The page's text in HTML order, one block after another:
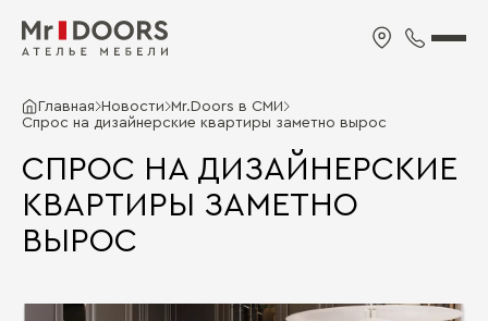
Главная Новости Mr.Doors в СМИ
Спрос на дизайнерские квартиры заметно вырос
СПРОС НА ДИЗАЙНЕРСКИЕ
КВАРТИРЫ ЗАМЕТНО
ВЫРОС